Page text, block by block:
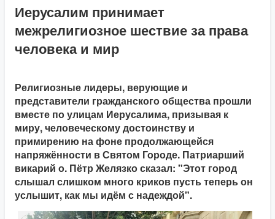
Иерусалим принимает
межрелигиозное шествие за права
человека и мир
Религиозные лидеры, верующие и
представители гражданского общества прошли
вместе по улицам Иерусалима, призывая к
миру, человеческому достоинству и
примирению на фоне продолжающейся
напряжённости в Святом Городе. Патриарший
викарий о. Пётр Желязко сказал: "Этот город
слышал слишком много криков пусть теперь он
услышит, как мы идём с надеждой".